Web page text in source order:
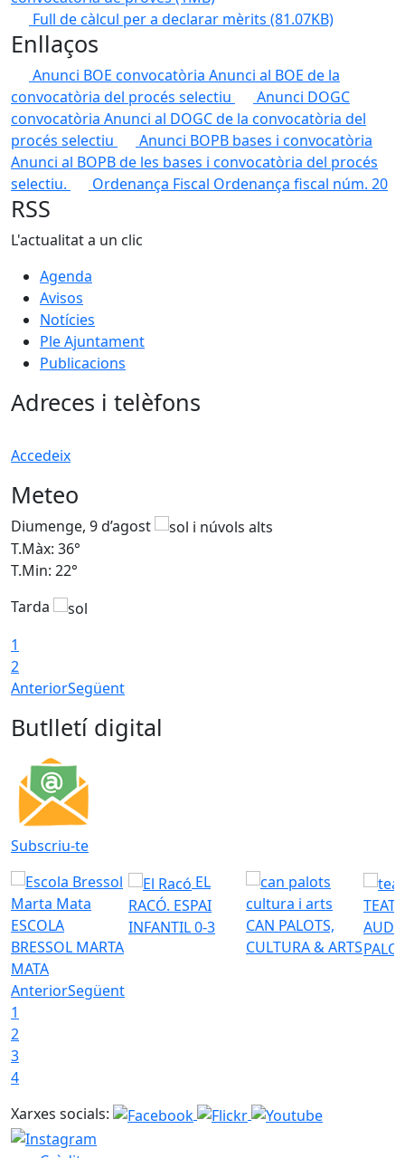
Full de càlcul per a declarar mèrits (81.07KB)
Enllaços
Anunci BOE convocatòria Anunci al BOE de la
convocatòria del procés selectiu
Anunci DOGC
convocatòria Anunci al DOGC de la convocatòria del
procés selectiu
Anunci BOPB bases i convocatòria
Anunci al BOPB de les bases i convocatòria del procés
selectiu.
Ordenança Fiscal Ordenança fiscal núm. 20
RSS
L'actualitat a un clic
Agenda
Avisos
Notícies
Ple Ajuntament
Publicacions
Adreces i telèfons
Accedeix
Meteo
Diumenge, 9 d’agost
T.Màx: 36°
T.Min: 22°
Tarda
1
2
AnteriorSegüent
Butlletí digital
Subscriu-te
ESCOLA
BRESSOL MARTA
MATA
EL
RACÓ. ESPAI
INFANTIL 0-3
CAN PALOTS,
CULTURA & ARTS
AnteriorSegüent
1
2
3
4
Xarxes socials: